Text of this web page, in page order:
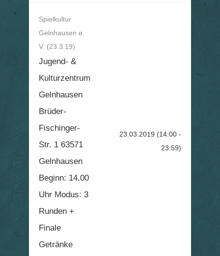
Spielkultur
Gelnhausen e.
V. (23.3.19)
Jugend- &
Kulturzentrum
Gelnhausen
Brüder-
Fischinger-
Str. 1 63571
Gelnhausen
Beginn: 14.00
Uhr Modus: 3
Runden +
Finale
Getränke
23.03.2019 (14:00 -
23:59)